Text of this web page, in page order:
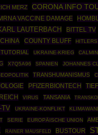
MERZ CORONA INFO
VACCINE DAMAGE
LAUTERBACH BITTEL TV
CHINA COUNTY BLUFF
UKRAINE-KRIEG
X7Q5A96 SPANIEN JOHANNES
TRANSHUMANISMUS
PFIZERBIONTECH
VIRUS TANSANIA
TV UKRAINE-KONFLIKT
SERIE EUROPÄISCHE UNION
RAINER MAUSFELD BUSTOUR